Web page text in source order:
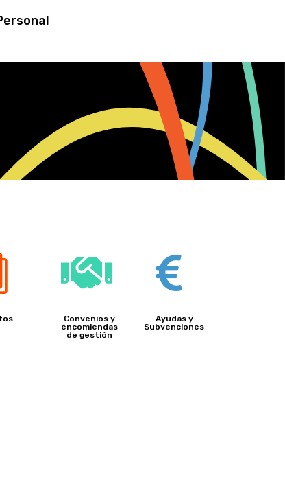

Convenios y
encomiendas
de gestión

Ayudas y
Subvenciones